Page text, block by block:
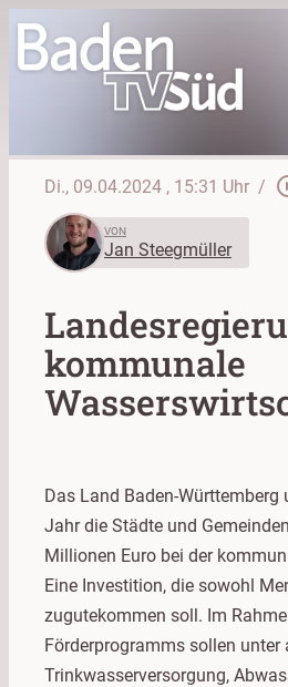
Di., 09.04.2024 , 15:31 Uhr /
VON
Jan Steegmüller
kommunale
Das Land Baden-
Jahr die Städte und
Millionen Euro bei der
Eine Investition, die sowohl
zugutekommen soll. Im
Förderprogramms sollen unter
Trinkwasserversorgung,